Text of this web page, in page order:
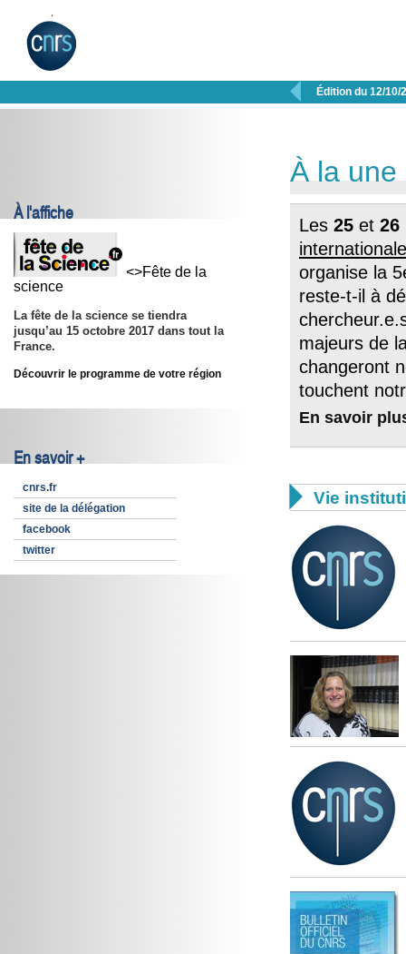
 Édition du 12/10/
À l'affiche
<>Fête de la
science
La fête de la science se tiendra
jusqu’au 15 octobre 2017 dans tout la
France.
Découvrir le programme de votre région
En savoir +
cnrs.fr
site de la délégation
facebook
twitter
À la une
Les 25 et 26
organise la
reste-t-il à
majeurs de
changeront
touchent
En savoir
 Vie